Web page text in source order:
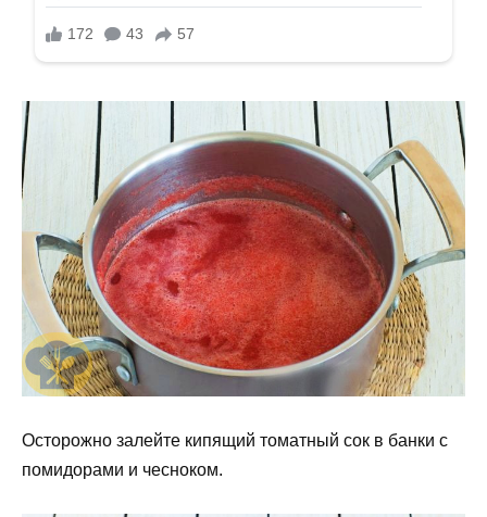
Осторожно залейте кипящий томатный сок в банки с
помидорами и чесноком.